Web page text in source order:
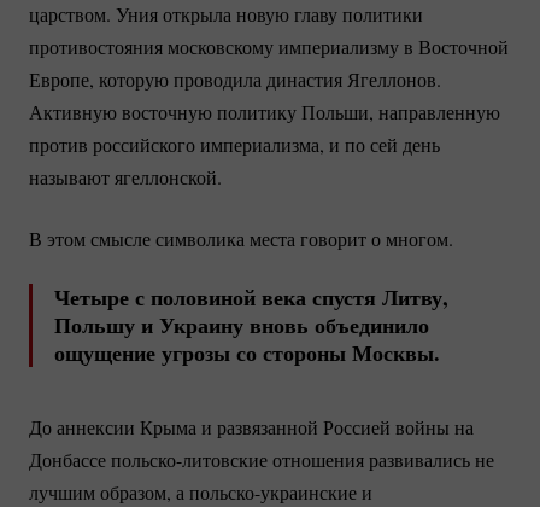
царством. Уния открыла новую главу политики
противостояния московскому империализму в Восточной
Европе, которую проводила династия Ягеллонов.
Активную восточную политику Польши, направленную
против российского империализма, и по сей день
называют ягеллонской.
В этом смысле символика места говорит о многом.
Четыре с половиной века спустя Литву,
Польшу и Украину вновь объединило
ощущение угрозы со стороны Москвы.
До аннексии Крыма и развязанной Россией войны на
Донбассепольско-литовскиеотношения развивались не
лучшим образом, апольско-украинскиеи